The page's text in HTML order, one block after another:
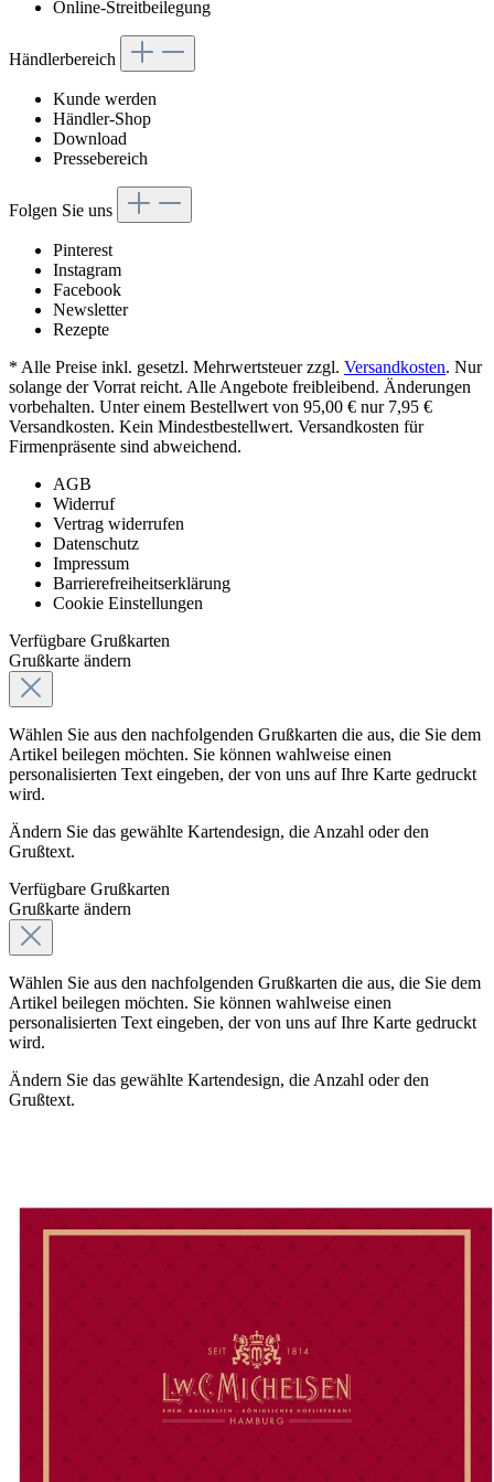
Online-Streitbeilegung
Händlerbereich
Kunde werden
Händler-Shop
Download
Pressebereich
Folgen Sie uns
Pinterest
Instagram
Facebook
Newsletter
Rezepte
* Alle Preise inkl. gesetzl. Mehrwertsteuer zzgl. Versandkosten. Nur
solange der Vorrat reicht. Alle Angebote freibleibend. Änderungen
vorbehalten. Unter einem Bestellwert von 95,00 € nur 7,95 €
Versandkosten. Kein Mindestbestellwert. Versandkosten für
Firmenpräsente sind abweichend.
AGB
Widerruf
Vertrag widerrufen
Datenschutz
Impressum
Barrierefreiheitserklärung
Cookie Einstellungen
Verfügbare Grußkarten
Grußkarte ändern
Wählen Sie aus den nachfolgenden Grußkarten die aus, die Sie dem
Artikel beilegen möchten. Sie können wahlweise einen
personalisierten Text eingeben, der von uns auf Ihre Karte gedruckt
wird.
Ändern Sie das gewählte Kartendesign, die Anzahl oder den
Grußtext.
Verfügbare Grußkarten
Grußkarte ändern
Wählen Sie aus den nachfolgenden Grußkarten die aus, die Sie dem
Artikel beilegen möchten. Sie können wahlweise einen
personalisierten Text eingeben, der von uns auf Ihre Karte gedruckt
wird.
Ändern Sie das gewählte Kartendesign, die Anzahl oder den
Grußtext.